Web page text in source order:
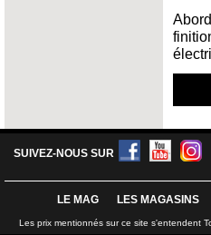
SUIVEZ-NOUS SUR
LE MAG LES MAGASINS
Les prix mentionnés sur ce site s'entendent